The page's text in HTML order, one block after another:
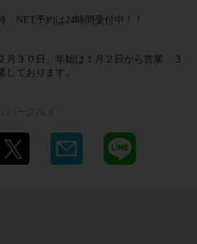
NET予約は24時間受付中！！
月３０日、年始は１月２日から営業 ３
しております。
パーグルメ